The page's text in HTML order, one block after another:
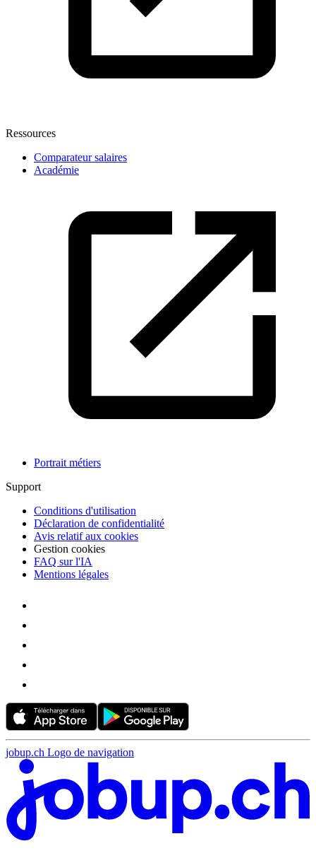
Ressources
Comparateur salaires
Académie
Portrait métiers
Support
Conditions d'utilisation
Déclaration de confidentialité
Avis relatif aux cookies
Gestion cookies
FAQ sur l'IA
Mentions légales
jobup.ch Logo de navigation